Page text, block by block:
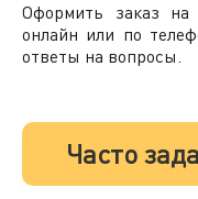
Оформить заказ
онлайн или по
ответы на вопросы.
Часто